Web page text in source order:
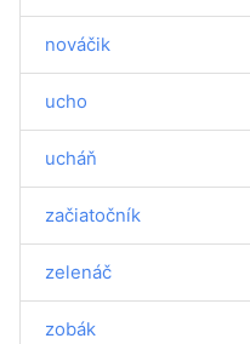
nováčik
ucho
ucháň
začiatočník
zelenáč
zobák